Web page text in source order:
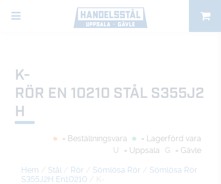
K-
RÖR EN 10210 STÅL S355J2
H
= Beställningsvara
= Lagerförd vara
U
= Uppsala G = Gävle
Hem / Stål / Rör / Sömlösa Rör / Sömlösa Rör
S355J2H En10210 / K-